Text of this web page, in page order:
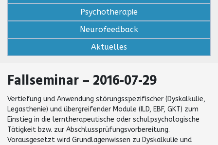
Psychotherapie
Neurofeedback
Aktuelles
Fallseminar – 2016-07-29
Vertiefung und Anwendung störungsspezifischer (Dyskalkulie,
Legasthenie) und übergreifender Module (ILD, EBF, GKT) zum
Einstieg in die lerntherapeutische oder schulpsychologische
Tätigkeit bzw. zur Abschlussprüfungsvorbereitung.
Vorausgesetzt wird Grundlagenwissen zu Dyskalkulie und